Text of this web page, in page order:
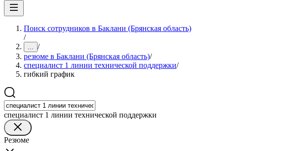
Поиск сотрудников в Баклани (Брянская область)
/
... /
резюме в Баклани (Брянская область)/
специалист 1 линии технической поддержки/
гибкий график
специалист 1 линии технической поддержки
Резюме